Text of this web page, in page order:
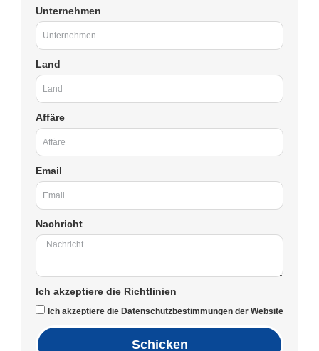
Unternehmen
Land
Affäre
Email
Nachricht
Ich akzeptiere die Richtlinien
Ich akzeptiere die Datenschutzbestimmungen der Website
Schicken